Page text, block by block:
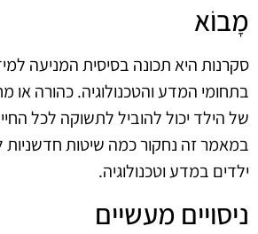
מָבוֹא
סקרנות היא תכונה בסיסית המניעה
בתחומי המדע והטכנולוגיה. כהורה או
של הילד יכול להוביל לתשוקה לכל
במאמר זה נחקור כמה שיטות חדשניות
ילדים במדע וטכנולוגיה.
ניסויים מעשיים